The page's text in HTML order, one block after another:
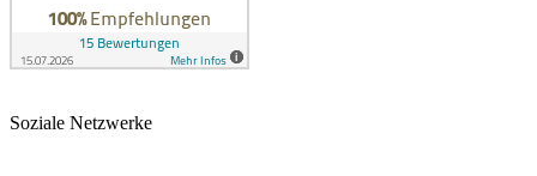
Soziale Netzwerke